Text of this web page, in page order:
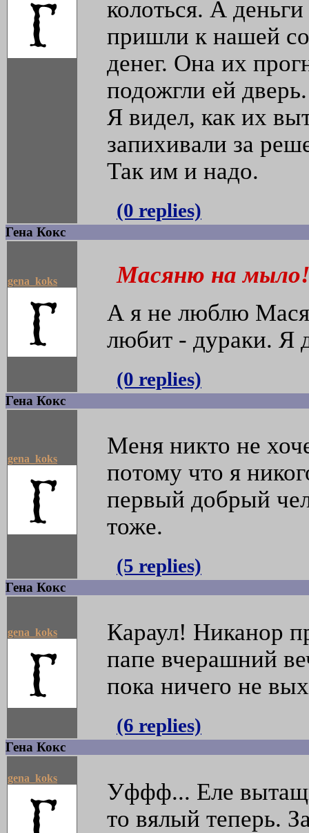
колоться. А
пришли к нашей
денег. Она их
подожгли ей дверь.
Я видел, как их
запихивали за
Так им и надо.
(0 replies)
Гена Кокс
gena_koks
Масяню на
А я не люблю
любит - дураки. Я
(0 replies)
Гена Кокс
gena_koks
Меня никто не
потому что я
первый добрый
тоже.
(5 replies)
Гена Кокс
gena_koks
Караул! Никанор
папе вчерашний
пока ничего не
(6 replies)
Гена Кокс
gena_koks
Уффф... Еле
то вялый теперь.